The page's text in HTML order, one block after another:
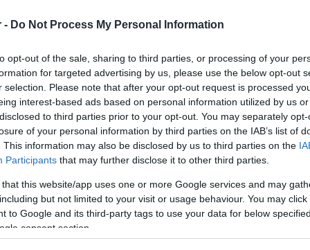
- Do Not Process My Personal Information
opt-out of the sale, sharing to third parties, or processing of your
for targeted advertising by us, please use the below opt-out
selection. Please note that after your opt-out request is processed
interest-based ads based on personal information utilized by us
to third parties prior to your opt-out. You may separately
of your personal information by third parties on the IAB’s list of
This information may also be disclosed by us to third parties on the
Participants that may further disclose it to other third parties.
that this website/app uses one or more Google services and may
but not limited to your visit or usage behaviour. You may
to Google and its third-party tags to use your data for below
consent section.
των υφισταμένων κατασκευών, η εκπλήρωση των
κανονισμούς και τις ανωτέρω προδιαγραφές, καθώς
του κτιρίου.
προϋποθέσεις, μπορούν να στεγάζονται σε
οποίο υπάρχουν και άλλες χρήσεις (γραφεία,
καταστήματα, ή και άλλες εμπορικές χρήσεις).
το iatronet.gr στο Discover
σήμερα